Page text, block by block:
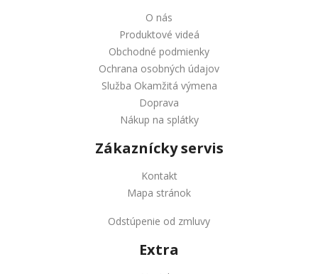
O nás
Produktové videá
Obchodné podmienky
Ochrana osobných údajov
Služba Okamžitá výmena
Doprava
Nákup na splátky
Zákaznícky servis
Kontakt
Mapa stránok
Odstúpenie od zmluvy
Extra